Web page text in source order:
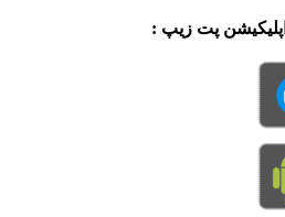
پت زیپ :